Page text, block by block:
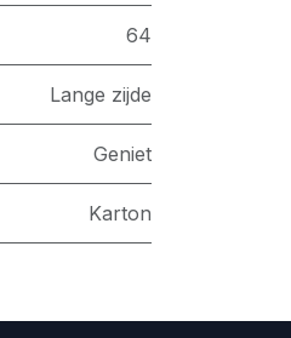
64
Lange zijde
Geniet
Karton